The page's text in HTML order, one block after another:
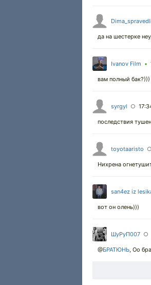
да на шестерке
Ivanov Film •
вам полный бак?)))
syrgyl ○
последствия
toyotaaristo
Нихрена
san4ez iz
вот он олень)))
ШуРуП007 ○
@БРАТЮНЬ, Оо